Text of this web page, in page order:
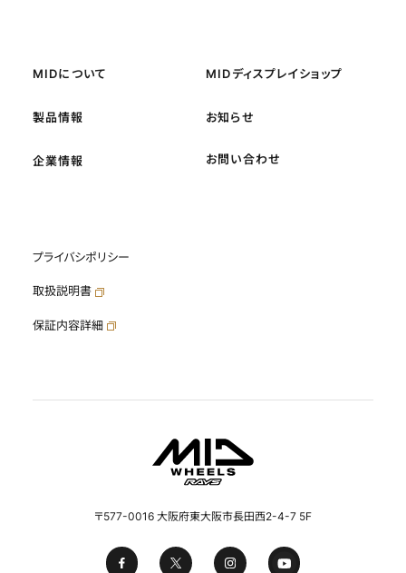
〒577-0016 大阪府東大阪市長田西2-4-7 5F
製品情報
企業情報
お知らせ
お問い合わせ
プライバシポリシー
取扱説明書
保証内容詳細
MIDについて MIDディスプレイショップ